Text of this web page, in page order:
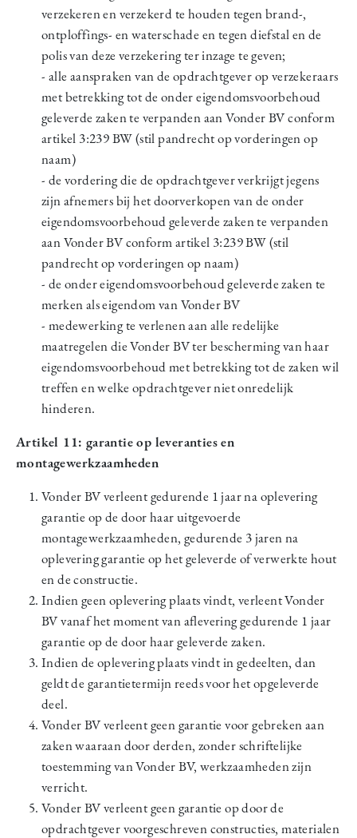
verzekeren en verzekerd te houden tegen brand-,
ontploffings- en waterschade en tegen diefstal en de
polis van deze verzekering ter inzage te geven;
- alle aanspraken van de opdrachtgever op verzekeraars
met betrekking tot de onder eigendomsvoorbehoud
geleverde zaken te verpanden aan Vonder BV conform
artikel 3:239 BW (stil pandrecht op vorderingen op
naam)
- de vordering die de opdrachtgever verkrijgt jegens
zijn afnemers bij het doorverkopen van de onder
eigendomsvoorbehoud geleverde zaken te verpanden
aan Vonder BV conform artikel 3:239 BW (stil
pandrecht op vorderingen op naam)
- de onder eigendomsvoorbehoud geleverde zaken te
merken als eigendom van Vonder BV
- medewerking te verlenen aan alle redelijke
maatregelen die Vonder BV ter bescherming van haar
eigendomsvoorbehoud met betrekking tot de zaken wil
treffen en welke opdrachtgever niet onredelijk
hinderen.
Artikel 11: garantie op leveranties en
montagewerkzaamheden
Vonder BV verleent gedurende 1 jaar na oplevering
garantie op de door haar uitgevoerde
montagewerkzaamheden, gedurende 3 jaren na
oplevering garantie op het geleverde of verwerkte hout
en de constructie.
Indien geen oplevering plaats vindt, verleent Vonder
BV vanaf het moment van aflevering gedurende 1 jaar
garantie op de door haar geleverde zaken.
Indien de oplevering plaats vindt in gedeelten, dan
geldt de garantietermijn reeds voor het opgeleverde
deel.
Vonder BV verleent geen garantie voor gebreken aan
zaken waaraan door derden, zonder schriftelijke
toestemming van Vonder BV, werkzaamheden zijn
verricht.
Vonder BV verleent geen garantie op door de
opdrachtgever voorgeschreven constructies, materialen